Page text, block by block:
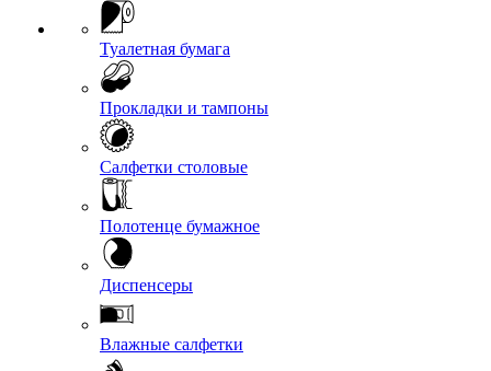
Туалетная бумага
Прокладки и тампоны
Салфетки столовые
Полотенце бумажное
Диспенсеры
Влажные салфетки